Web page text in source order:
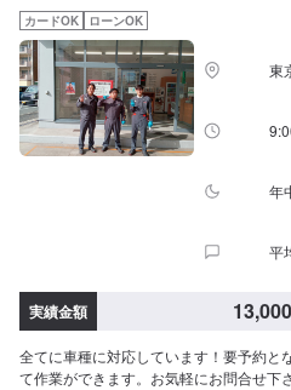
カードOK ローンOK
東
年
平
実績金額 13,000
全てに車種に対応しています！要予約と
て作業ができます。お気軽にお問合せ下さ